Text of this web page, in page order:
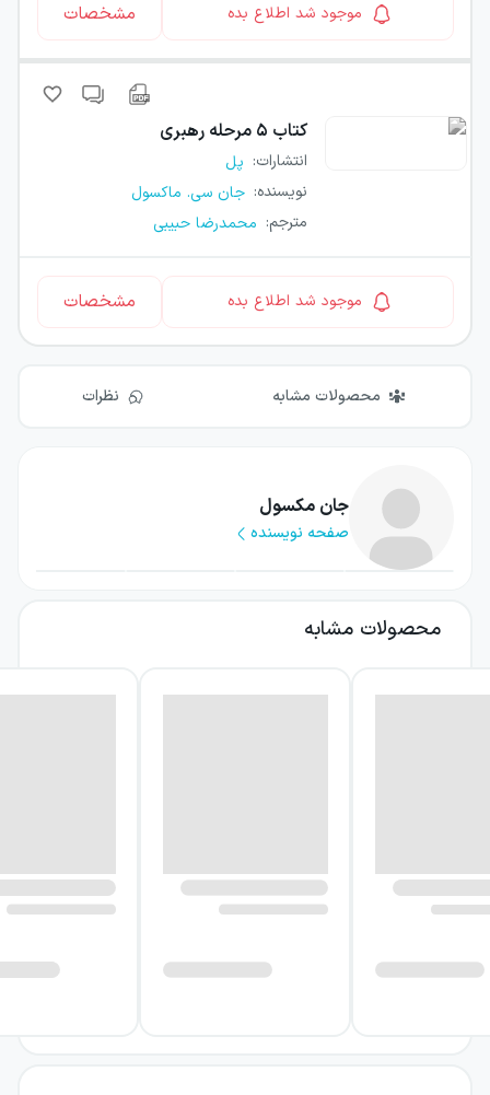
موجود شد اطلاع بده مشخصات
کتاب ۵ مرحله رهبری
انتشارات: پل
نویسنده: جان سی. ماکسول
مترجم: محمدرضا حبیبی
موجود شد اطلاع بده مشخصات
محصولات مشابه نظرات
جان مکسول
صفحه نویسنده
محصولات مشابه